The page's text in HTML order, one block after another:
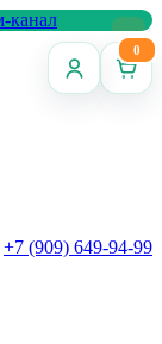
0
+7 (909) 649-94-99